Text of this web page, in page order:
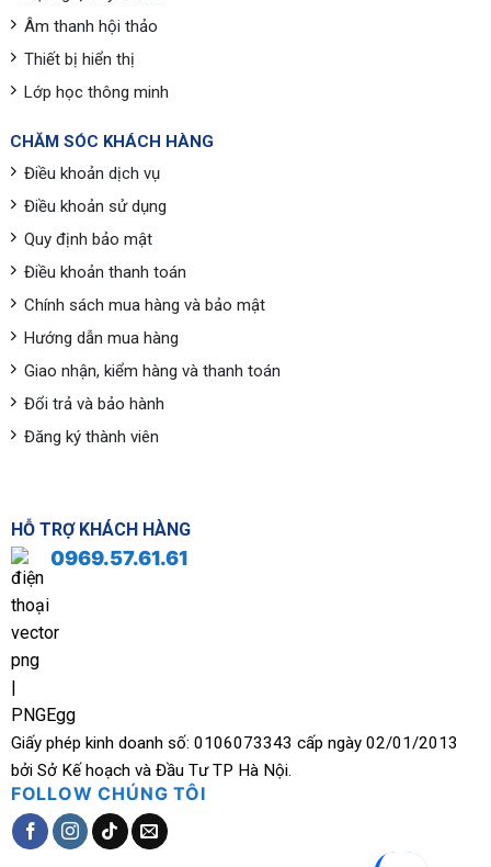
Âm thanh hội thảo
Thiết bị hiển thị
Lớp học thông minh
CHĂM SÓC KHÁCH HÀNG
Điều khoản dịch vụ
Điều khoản sử dụng
Quy định bảo mật
Điều khoản thanh toán
Chính sách mua hàng và bảo mật
Hướng dẫn mua hàng
Giao nhận, kiểm hàng và thanh toán
Đổi trả và bảo hành
Đăng ký thành viên
HỖ TRỢ KHÁCH HÀNG
0969.57.61.61
Giấy phép kinh doanh số: 0106073343 cấp ngày 02/01/2013
bởi Sở Kế hoạch và Đầu Tư TP Hà Nội.
FOLLOW CHÚNG TÔI